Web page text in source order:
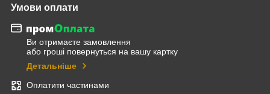
Умови оплати
Ви отримаєте замовлення
або гроші повернуться на вашу картку
Детальніше
Оплатити частинами